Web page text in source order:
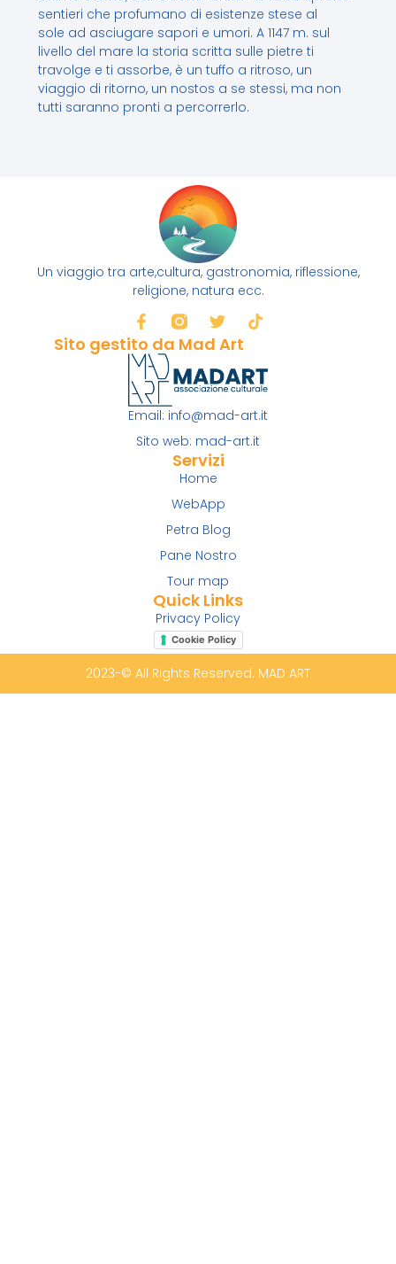
sentieri che profumano di esistenze stese al
sole ad asciugare sapori e umori. A 1147 m. sul
livello del mare la storia scritta sulle pietre ti
travolge e ti assorbe, è un tuffo a ritroso, un
viaggio di ritorno, un nostos a se stessi, ma non
tutti saranno pronti a percorrerlo.
Un viaggio tra arte,cultura, gastronomia, riflessione,
religione, natura ecc.
Sito gestito da Mad Art
Email: info@mad-art.it
Sito web: mad-art.it
Servizi
Home
WebApp
Petra Blog
Pane Nostro
Tour map
Quick Links
Privacy Policy
Cookie Policy
2023-© All Rights Reserved. MAD ART